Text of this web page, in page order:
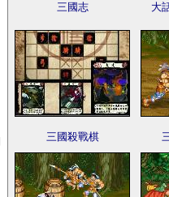
三國志 大
三國殺戰棋